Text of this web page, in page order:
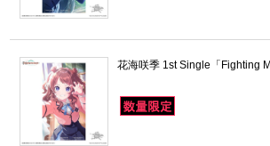
花海咲季 1st Single「Fighting